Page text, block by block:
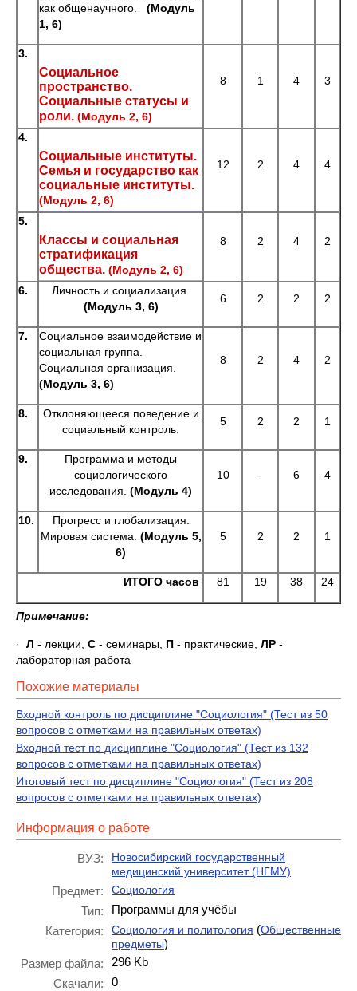
как общенаучного.
(Модуль
1, 6)
3.
Социальное
пространство.
Социальные статусы и
роли. (Модуль 2, 6)
8 1 4 3
4.
Социальные институты.
Семья и государство как
социальные институты.
(Модуль 2, 6)
12 2 4 4
5.
Классы и социальная
стратификация
общества. (Модуль 2, 6)
8 2 4 2
6.
Личность и социализация.
(Модуль 3, 6)
6 2 2 2
7.
Социальное взаимодействие и
социальная группа.
Социальная организация.
(Модуль 3, 6)
8 2 4 2
8.
Отклоняющееся поведение и
социальный контроль.
5 2 2 1
9.
Программа и методы
социологического
исследования. (Модуль 4)
10 - 6 4
10.
Прогресс и глобализация.
Мировая система. (Модуль 5,
6)
5 2 2 1
ИТОГО часов 81 19 38 24
Примечание:
· Л - лекции, С - семинары, П - практические, ЛР -
лабораторная работа
Похожие материалы
Входной контроль по дисциплине "Социология" (Тест из 50
вопросов с отметками на правильных ответах)
Входной тест по дисциплине "Социология" (Тест из 132
вопросов с отметками на правильных ответах)
Итоговый тест по дисциплине "Социология" (Тест из 208
вопросов с отметками на правильных ответах)
Информация о работе
ВУЗ:
Новосибирский государственный
медицинский университет (НГМУ)
Предмет: Социология
Тип:
Программы для учёбы
Категория:
Социология и политология (Общественные
предметы)
Размер файла:
296 Kb
Скачали:
0